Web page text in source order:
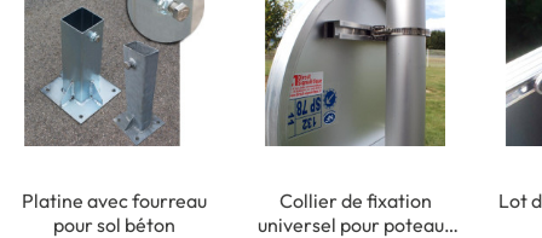
Platine avec fourreau
pour sol béton
Collier de fixation
universel pour poteaux
Lot